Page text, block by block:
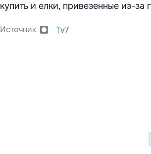
купить и елки, привезенные из-за
Источник Tv7